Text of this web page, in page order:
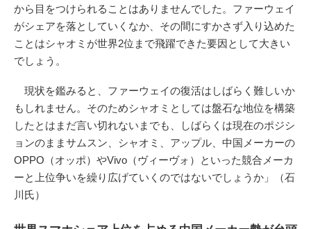
から目をつけられることはありませんでした。ファーウェイ
がシェアを落としていくなか、その間にすかさず入り込めた
ことはシャオミが世界2位まで飛躍できた要因として大きい
でしょう。
現状を鑑みると、ファーウェイの復活はしばらく難しいか
もしれません。そのためシャオミとしては盤石な地位を構築
したとはまだ言い切れないまでも、しばらくは現在のポジシ
ョンのままサムスン、シャオミ、アップル、中国メーカーの
OPPO（オッポ）やVivo（ヴィーヴォ）といった競合メーカ
ーと上位争いを繰り広げていくのではないでしょうか」（石
川氏）